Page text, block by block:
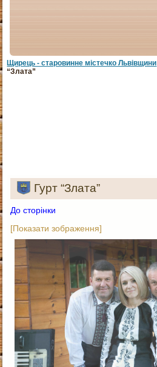
Щирець - старовинне мiстечко Львiвщини
“Злата”
Гурт “Злата”
До сторінки
[Показати зображення]